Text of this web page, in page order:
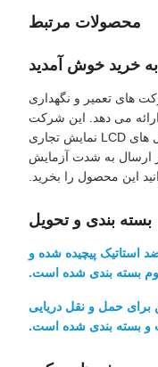
محصولات مرتبط
به خرید خوش آمدید
های تعمیر و نگهداری
می دهد. این شرکت
صفحه نمایش های LCD اصلی جدید و پانل های LCD نمایش تجاری
به شدت آزمایش
این محصول را بخرید.
بسته بندی و تحویل
استاتیک پیچیده شده و
بسته بندی شده است.
برای حمل و نقل دریایی
و بسته بندی شده است.